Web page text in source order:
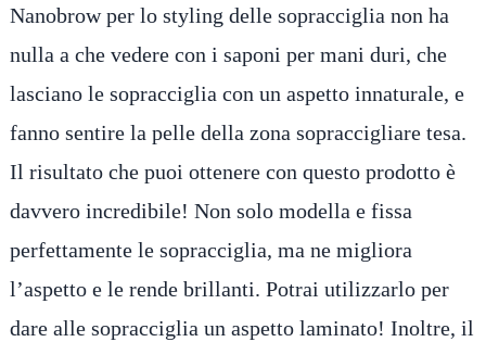
Nanobrow per lo styling delle sopracciglia non ha
nulla a che vedere con i saponi per mani duri, che
lasciano le sopracciglia con un aspetto innaturale, e
fanno sentire la pelle della zona sopraccigliare tesa.
Il risultato che puoi ottenere con questo prodotto è
davvero incredibile! Non solo modella e fissa
perfettamente le sopracciglia, ma ne migliora
l’aspetto e le rende brillanti. Potrai utilizzarlo per
dare alle sopracciglia un aspetto laminato! Inoltre, il